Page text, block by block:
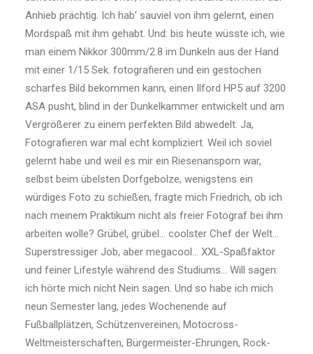
Anhieb prächtig. Ich hab’ sauviel von ihm gelernt, einen
Mordspaß mit ihm gehabt. Und: bis heute wüsste ich, wie
man einem Nikkor 300mm/2.8 im Dunkeln aus der Hand
mit einer 1/15 Sek. fotografieren und ein gestochen
scharfes Bild bekommen kann, einen Ilford HP5 auf 3200
ASA pusht, blind in der Dunkelkammer entwickelt und am
Vergrößerer zu einem perfekten Bild abwedelt. Ja,
Fotografieren war mal echt kompliziert. Weil ich soviel
gelernt habe und weil es mir ein Riesenansporn war,
selbst beim übelsten Dorfgebolze, wenigstens ein
würdiges Foto zu schießen, fragte mich Friedrich, ob ich
nach meinem Praktikum nicht als freier Fotograf bei ihm
arbeiten wolle? Grübel, grübel… coolster Chef der Welt…
Superstressiger Job, aber megacool… XXL-Spaßfaktor
und feiner Lifestyle während des Studiums… Will sagen:
ich hörte mich nicht Nein sagen. Und so habe ich mich
neun Semester lang, jedes Wochenende auf
Fußballplätzen, Schützenvereinen, Motocross-
Weltmeisterschaften, Bürgermeister-Ehrungen, Rock-